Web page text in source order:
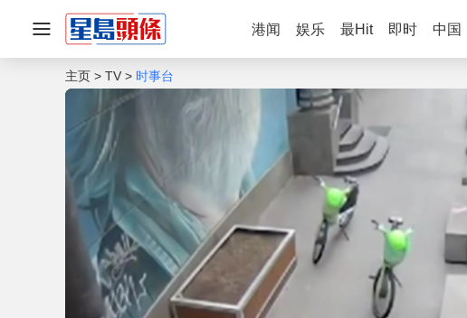
港闻 娱乐 最Hit 即时 中国
主页 TV 时事台